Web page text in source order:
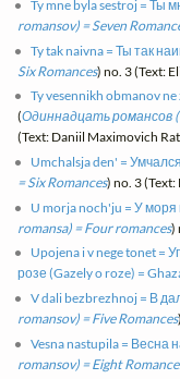
Ty mne byla sestroj = Ты
romansov) = Seven
Ty tak naivna = Ты так
Six Romances) no. 3 (Text:
Ty vesennikh obmanov
(Одиннадцать романсов
(Text: Daniil Maximovich
Umchalsja den' =
= Six Romances) no. 3
U morja noch'ju = У
romansa) = Four romances)
Upojena i v nege tonet =
розе (Gazely o roze) =
V dali bezbrezhnoj = В
romansov) = Five Romances
Vesna nastupila = Весна
romansov) = Eight